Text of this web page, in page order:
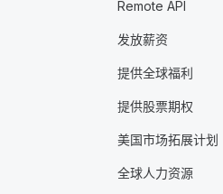
Remote API
发放薪资
提供全球福利
提供股票期权
美国市场拓展计划
全球人力资源